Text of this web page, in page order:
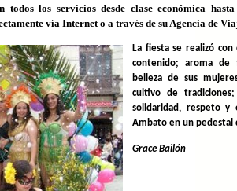
todos los servicios desde clase económica
vía Internet o a través de su Agencia de
La fiesta se realizó con
contenido; aroma de
belleza de sus
cultivo de
solidaridad, respeto y
Ambato en un pedestal
Grace Bailón